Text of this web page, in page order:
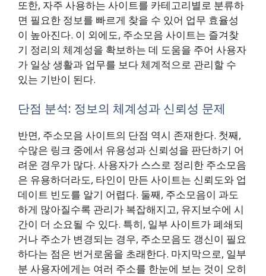
또한, 자주 사용하는 사이트를 카테고리별로 분류하
면 필요한 정보를 빠르게 찾을 수 있어 업무 효율성
이 높아진다. 이 외에도, 주소모음 사이트는 즐겨찾
기 정리의 체계성을 확보하는 데 도움을 주어 사용자
가 일상 생활과 업무를 보다 체계적으로 관리할 수
있는 기반이 된다.
단점 분석: 정보의 체계성과 신뢰성 문제
반면, 주소모음 사이트의 단점 역시 존재한다. 첫째,
수많은 링크 중에서 유용성과 신뢰성을 판단하기 어
려운 경우가 많다. 사용자가 스스로 정리한 주소모음
은 유용하더라도, 타인이 만든 사이트는 신뢰도와 업
데이트 빈도를 알기 어렵다. 둘째, 주소모음이 과도
하게 많아질수록 관리가 복잡해지고, 유지보수에 시
간이 더 소요될 수 있다. 특히, 일부 사이트가 폐쇄되
거나 주소가 변경되는 경우, 주소모음도 갱신이 필요
하다는 점은 번거로움을 초래한다. 마지막으로, 일부
분 사용자에게는 여러 주소를 한눈에 보는 것이 오히